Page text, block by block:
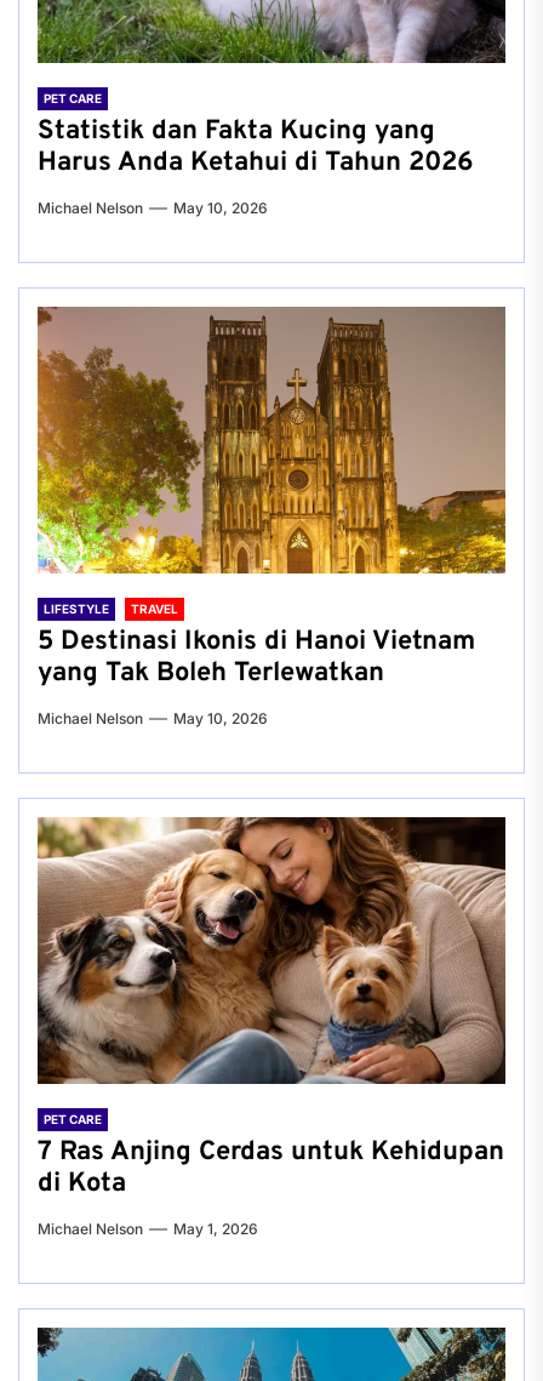
PET CARE
Statistik dan Fakta Kucing yang
Harus Anda Ketahui di Tahun 2026
Michael Nelson May 10, 2026
LIFESTYLE TRAVEL
5 Destinasi Ikonis di Hanoi Vietnam
yang Tak Boleh Terlewatkan
Michael Nelson May 10, 2026
PET CARE
7 Ras Anjing Cerdas untuk Kehidupan
di Kota
Michael Nelson May 1, 2026